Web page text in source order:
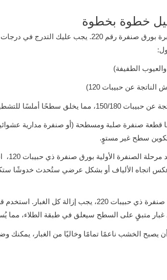
خطوة بخطوة
لا تبدأ الصنفرة بورق صنفرة رقم 220. يجب عليك
والعيوب الطفيفة)
الناتجة عن حبيبات 120)
يخلق سطحًا أملسًا للتشطيب)
قطعة صنفرة صلبة ومسطحة (أو صنفرة مدارية
سطح غير مستوٍ.
مرحلة الصنفرة الأولية بورق صنفرة ذي حبيبات 120، احرص
اتجاه الألياف أو بشكل عرضي ستُحدث خدوشًا
بعد الصنفرة بورق صنفرة ذي حبيبات 220، يجب إزالة
غبار متبقٍ على السطح سيعلق في طبقة الطلاء،
يصبح الخشب ناعمًا تمامًا وخاليًا من الغبار، يمكنك